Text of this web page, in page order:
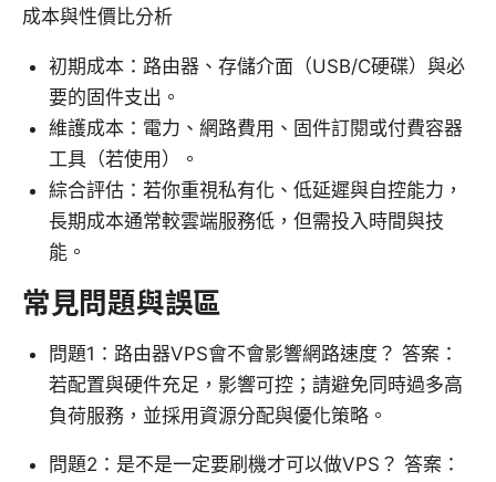
成本與性價比分析
初期成本：路由器、存儲介面（USB/C硬碟）與必
要的固件支出。
維護成本：電力、網路費用、固件訂閱或付費容器
工具（若使用）。
綜合評估：若你重視私有化、低延遲與自控能力，
長期成本通常較雲端服務低，但需投入時間與技
能。
常見問題與誤區
問題1：路由器VPS會不會影響網路速度？ 答案：
若配置與硬件充足，影響可控；請避免同時過多高
負荷服務，並採用資源分配與優化策略。
問題2：是不是一定要刷機才可以做VPS？ 答案：